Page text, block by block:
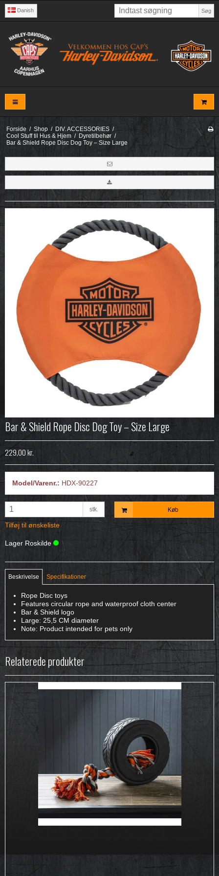
Danish Søg
Forside / Shop / DIV. ACCESSORIES /
Cool Stuff til Hus & Hjem / Dyretilbehør /
Bar & Shield Rope Disc Dog Toy – Size Large
Bar & Shield Rope Disc Dog Toy – Size Large
229,00 kr.
Model/Varenr.: HDX-90227
stk. Køb
Tilføj til ønskeliste
Lager Roskilde
Beskrivelse Specifikationer
Rope Disc toys
Features circular rope and waterproof cloth center
Bar & Shield logo
Large: 25,5 CM diameter
Note: Product intended for pets only
Relaterede produkter